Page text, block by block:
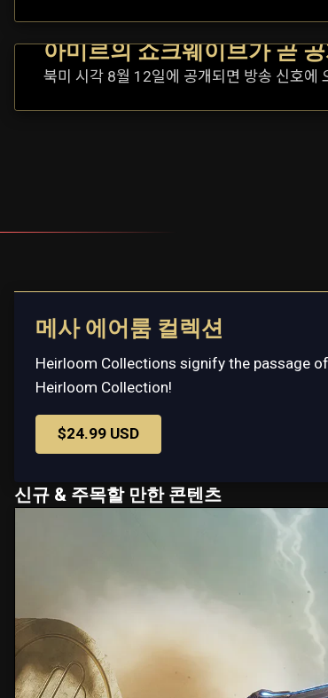
아미르의 쇼크웨이브가 곧
북미 시각 8월 12일에 공개되면 방송 신호에
메사 에어룸 컬렉션
Heirloom Collections signify the passage
Heirloom Collection!
$24.99 USD
신규 & 주목할 만한 콘텐츠